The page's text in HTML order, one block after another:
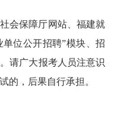
会保障厅网站、福建就
单位公开招聘”模块、招
请广大报考人员注意识
的，后果自行承担。